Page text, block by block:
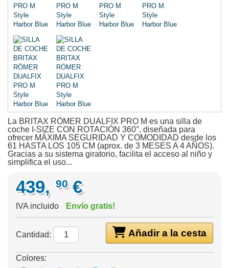
La BRITAX RÖMER DUALFIX PRO M es una silla de
coche I-SIZE CON ROTACIÓN 360°, diseñada para
ofrecer MÁXIMA SEGURIDAD Y COMODIDAD desde los
61 HASTA LOS 105 CM (aprox. de 3 MESES A 4 AÑOS).
Gracias a su sistema giratorio, facilita el acceso al niño y
simplifica el uso...
439, 90 €
IVA incluido Envío gratis!
Añadir a la cesta
Cantidad:
Colores: